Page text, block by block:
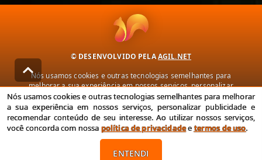
© DESENVOLVIDO PELAAGIL.NET
Nós usamos cookies e outras tecnologias semelhantes para
melhorar a sua experiência em nossos serviços, personalizar
publicidade e recomendar conteúdo de seu interesse. Ao utilizar
nossos serviços, você concorda com nossa política de privacidade e
termos de uso.
Política de Privacidade Termos de uso
Nós usamos cookies e outras tecnologias semelhantes para melhorar
a sua experiência em nossos serviços, personalizar publicidade e
recomendar conteúdo de seu interesse. Ao utilizar nossos serviços,
você concorda com nossa política de privacidadeetermos de uso.
ENTENDI